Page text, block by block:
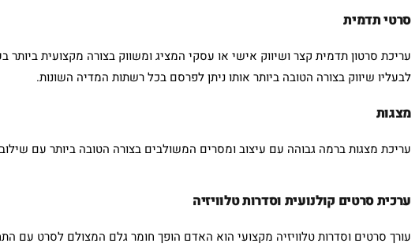
סרטי תדמית
עריכת סרטון תדמית קצר ושיווק אישי או עסקי המציג ומשווק בצורה מקצועית
לבעליו שיווק בצורה הטובה ביותר אותו ניתן לפרסם בכל רשתות המדיה השונות.
מצגות
עריכת מצגות ברמה גבוהה עם עיצוב ומסרים המשולבים בצורה הטובה ביותר עם
ערכית סרטים קולנועית וסדרות טלוויזיה
עורך סרטים וסדרות טלוויזיה מקצועי הוא האדם הופך חומר גלם המצולם לסרט